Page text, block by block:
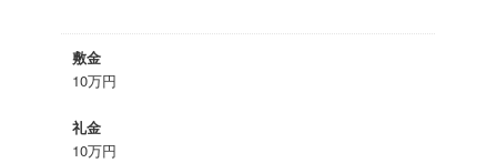
敷金
10万円
礼金
10万円